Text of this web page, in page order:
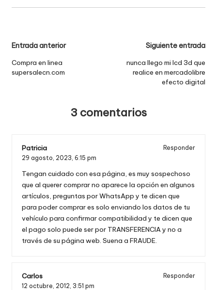
Navegación
de
entradas
Entrada anterior
Compra en linea
supersalecn.com
Siguiente entrada
nunca llego mi lcd 3d que
realice en mercadolibre
efecto digital
3 comentarios
Patricia
Responder
29 agosto, 2023, 6:15 pm
Tengan cuidado con esa página, es muy sospechoso
que al querer comprar no aparece la opción en algunos
artículos, preguntas por WhatsApp y te dicen que
para poder comprar es solo enviando los datos de tu
vehículo para confirmar compatibilidad y te dicen que
el pago solo puede ser por TRANSFERENCIA y no a
través de su página web. Suena a FRAUDE.
Carlos
Responder
12 octubre, 2012, 3:51 pm